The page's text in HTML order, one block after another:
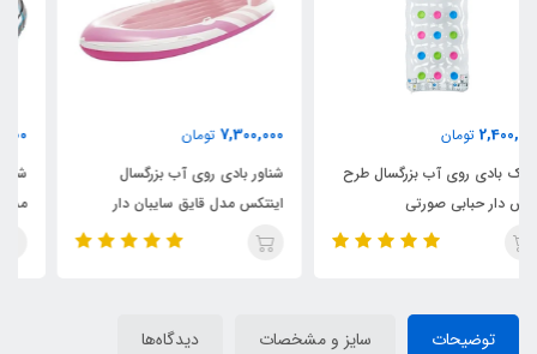
7,300,000
شناور بادی روی آب بزرگسال
اینتکس مدل قایق سایبان دار
8,900,000
شناور بادی روی آب تکنفره اینتکس
مدل ریور ران پرو
توضیحات سایز و مشخصات دیدگاه‌ها